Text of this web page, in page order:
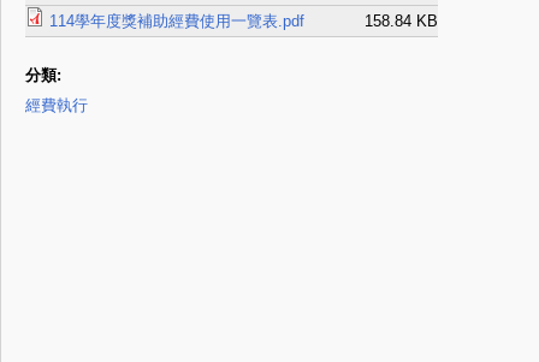
114學年度獎補助經費使用一覽表.pdf
158.84 KB
分類:
經費執行